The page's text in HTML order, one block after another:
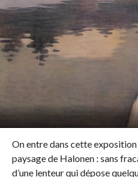
On entre dans cette
paysage de Halonen : sans
d’une lenteur qui dépose